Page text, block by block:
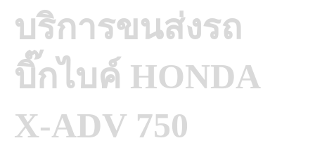
บริการขนส่งรถ
บิ๊กไบค์ HONDA
X-ADV 750